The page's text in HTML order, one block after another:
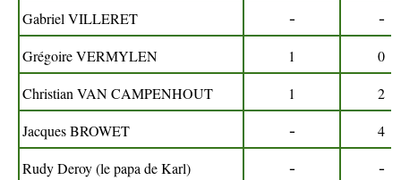
Gabriel VILLERET
- -
Grégoire VERMYLEN 1
0
Christian VAN CAMPENHOUT
1
2
Jacques BROWET
-
4
Rudy Deroy (le papa de Karl)
- -